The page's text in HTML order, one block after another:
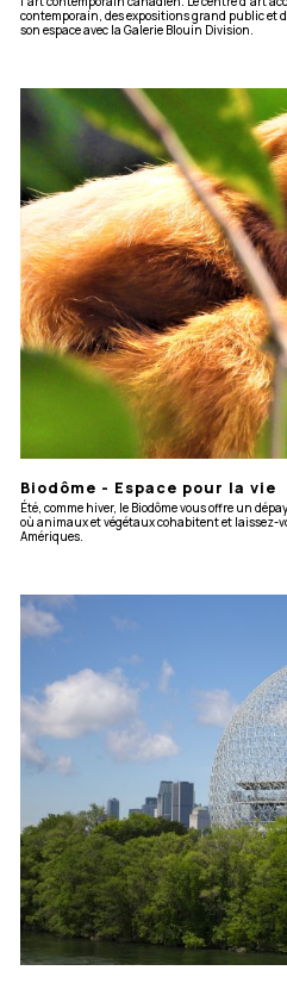
contemporain, des expositions grand public et
son espace avec la Galerie Blouin Division.
Biodôme - Espace pour la vie
Été, comme hiver, le Biodôme vous offre un
où animaux et végétaux cohabitent et laissez-
Amériques.